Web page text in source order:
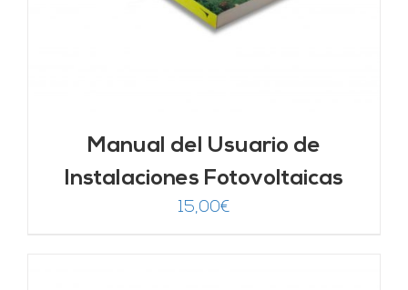
Manual del Usuario de
Instalaciones Fotovoltaicas
15,00€